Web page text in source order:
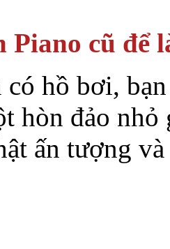
Piano cũ để
có hồ bơi,
hòn đảo
ấn tượng